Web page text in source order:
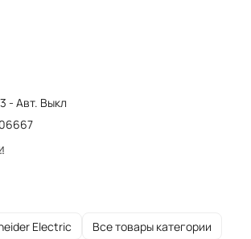
- Авт. Выкл
Electric Все товары категории